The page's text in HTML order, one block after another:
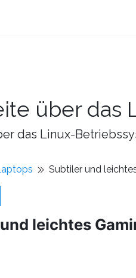
über das
das Linux-
Subtiler und
leichtes